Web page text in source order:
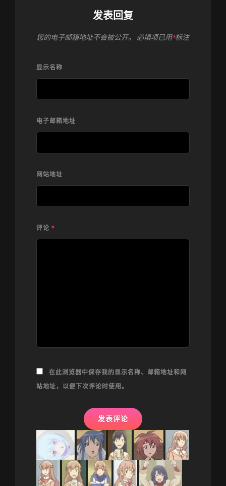
发表回复
您的电子邮箱地址不会被公开。 必填项已用*标注
显示名称
电子邮箱地址
网站地址
评论 *
在此浏览器中保存我的显示名称、邮箱地址和网
站地址，以便下次评论时使用。